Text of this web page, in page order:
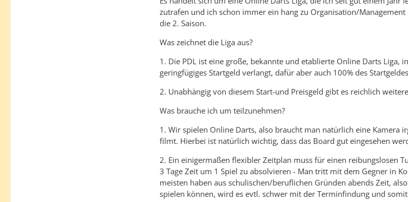
zutrafen und ich schon immer ein hang zu Organisation/
die 2. Saison.
Was zeichnet die Liga aus?
1. Die PDL ist eine große, bekannte und etablierte Online Darts
geringfügiges Startgeld verlangt, dafür aber auch 100% des
2. Unabhängig von diesem Start-und Preisgeld gibt es reichlich
Was brauche ich um teilzunehmen?
1. Wir spielen Online Darts, also braucht man natürlich eine Kamera
filmt. Hierbei ist natürlich wichtig, dass das Board gut eingesehen
2. Ein einigermaßen flexibler Zeitplan muss für einen reibungslosen
3 Tage Zeit um 1 Spiel zu absolvieren - Man tritt mit dem Gegner in
meisten haben aus schulischen/beruflichen Gründen abends Zeit,
spielen können, wird es evtl. schwer mit der Terminfindung und